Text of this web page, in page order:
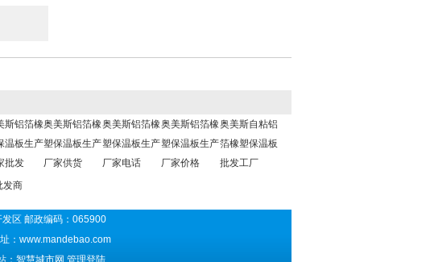
斯铝箔橡
温板生产
批发
奥美斯铝箔橡
塑保温板生产
厂家供货
奥美斯铝箔橡
塑保温板生产
厂家电话
奥美斯铝箔橡
塑保温板生产
厂家价格
奥美斯自粘铝
箔橡塑保温板
批发工厂
发商
发区 邮政编码：065900
： www.mandebao.com
智慧城市网 管理登陆